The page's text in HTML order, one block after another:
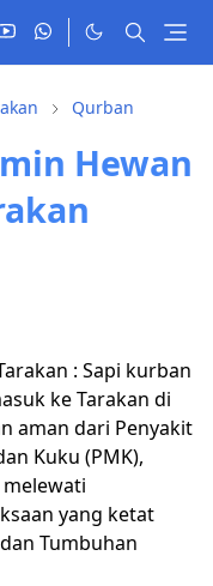
Qurban
Hewan
: Sapi kurban
ke Tarakan di
aman dari Penyakit
Kuku (PMK),
yang ketat
Tumbuhan